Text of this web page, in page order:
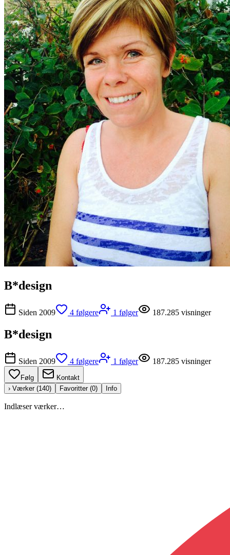
B*design
Siden 2009 4 følgere 1 følger 187.285 visninger
B*design
Siden 2009 4 følgere 1 følger 187.285 visninger
Følg
Kontakt
› Værker (140) Favoritter (0) Info
Indlæser værker…